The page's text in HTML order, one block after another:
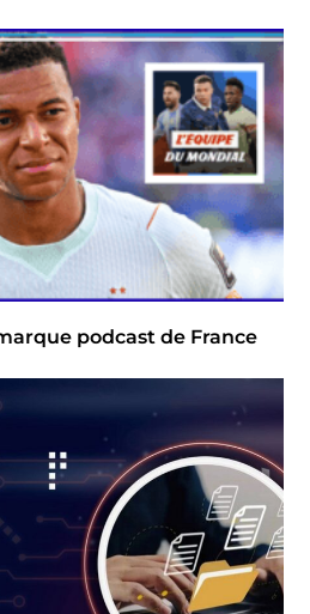
podcast de France